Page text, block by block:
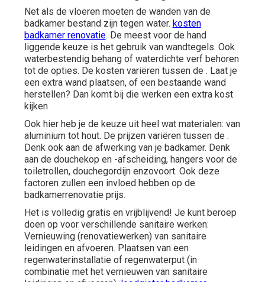
Net als de vloeren moeten de wanden van de
badkamer bestand zijn tegen water. kosten
badkamer renovatie. De meest voor de hand
liggende keuze is het gebruik van wandtegels. Ook
waterbestendig behang of waterdichte verf behoren
tot de opties. De kosten variëren tussen de . Laat je
een extra wand plaatsen, of een bestaande wand
herstellen? Dan komt bij die werken een extra kost
kijken
Ook hier heb je de keuze uit heel wat materialen: van
aluminium tot hout. De prijzen variëren tussen de .
Denk ook aan de afwerking van je badkamer. Denk
aan de douchekop en -afscheiding, hangers voor de
toiletrollen, douchegordijn enzovoort. Ook deze
factoren zullen een invloed hebben op de
badkamerrenovatie prijs.
Het is volledig gratis en vrijblijvend! Je kunt beroep
doen op voor verschillende sanitaire werken:
Vernieuwing (renovatiewerken) van sanitaire
leidingen en afvoeren. Plaatsen van een
regenwaterinstallatie of regenwaterput (in
combinatie met het vernieuwen van sanitaire